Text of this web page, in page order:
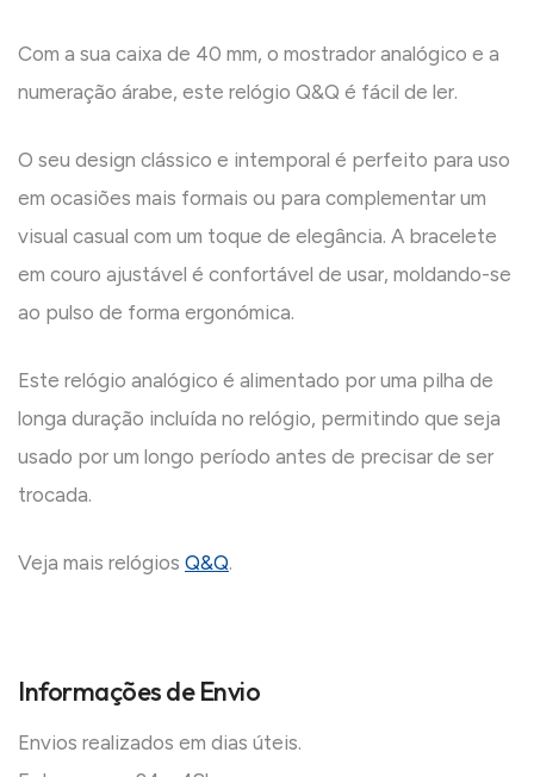
Com a sua caixa de 40 mm, o mostrador analógico e a
numeração árabe, este relógio Q&Q é fácil de ler.
O seu design clássico e intemporal é perfeito para uso
em ocasiões mais formais ou para complementar um
visual casual com um toque de elegância. A bracelete
em couro ajustável é confortável de usar, moldando-se
ao pulso de forma ergonómica.
Este relógio analógico é alimentado por uma pilha de
longa duração incluída no relógio, permitindo que seja
usado por um longo período antes de precisar de ser
trocada.
Veja mais relógios Q&Q.
Informações de Envio
Envios realizados em dias úteis.